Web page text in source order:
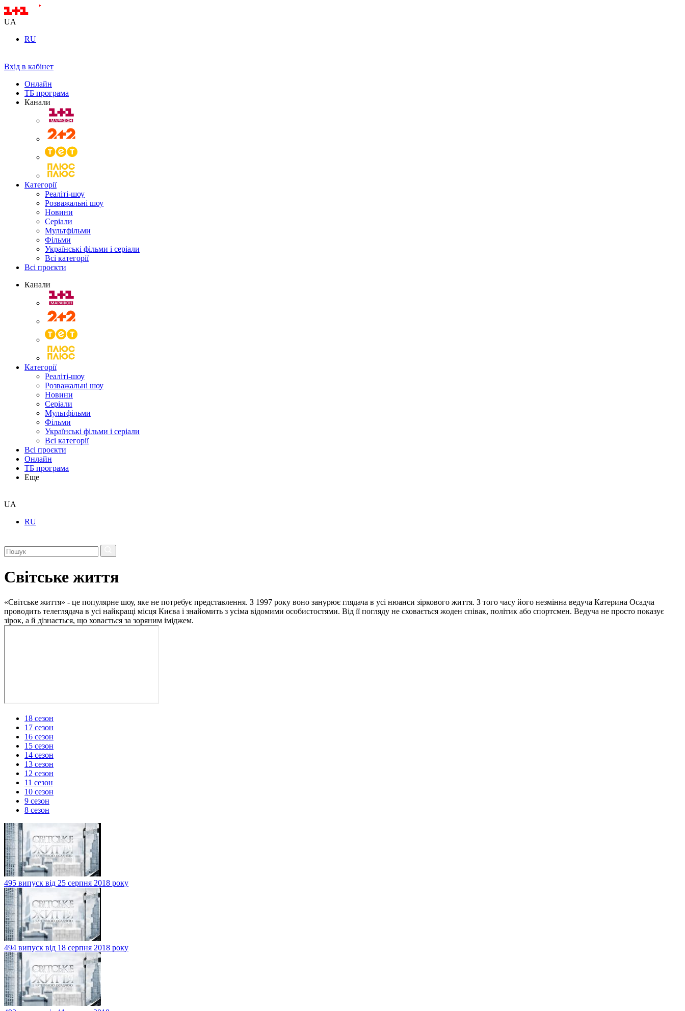
UA
RU
Вхід в кабінет
Онлайн
ТБ програма
Канали
Категорії
Реаліті-шоу
Розважальні шоу
Новини
Серіали
Мультфільми
Фільми
Українські фільми і серіали
Всі категорії
Всі проєкти
Канали
Категорії
Реаліті-шоу
Розважальні шоу
Новини
Серіали
Мультфільми
Фільми
Українські фільми і серіали
Всі категорії
Всі проєкти
Онлайн
ТБ програма
Еще
UA
RU
Світське життя
«Світське життя» - це популярне шоу, яке не потребує представлення. З 1997 року воно занурює глядача в усі нюанси зіркового життя. З того часу його незмінна ведуча Катерина Осадча
проводить телеглядача в усі найкращі місця Києва і знайомить з усіма відомими особистостями. Від її погляду не сховається жоден співак, політик або спортсмен. Ведуча не просто показує
зірок, а й дізнається, що ховається за зоряним іміджем.
18 сезон
17 сезон
16 сезон
15 сезон
14 сезон
13 сезон
12 сезон
11 сезон
10 сезон
9 сезон
8 сезон
495 випуск від 25 серпня 2018 року
494 випуск від 18 серпня 2018 року